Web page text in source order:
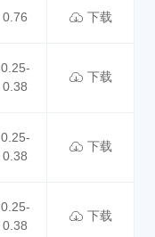
0.76 下载
0.25-
0.38
下载
0.25-
0.38
下载
0.25-
0.38
下载